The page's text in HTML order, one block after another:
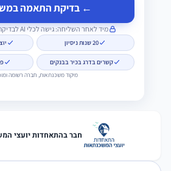
← בדיקת התאמה
מיד לאחר השליחה: גישה לכלי AI לבדיקת תנאי המשכנתא.
20 שנות ניסיון
קשרים בדרג בכיר בבנקים
מיקוד משכנתאות, חברה רשומה
חבר בהתאחדות יועצי